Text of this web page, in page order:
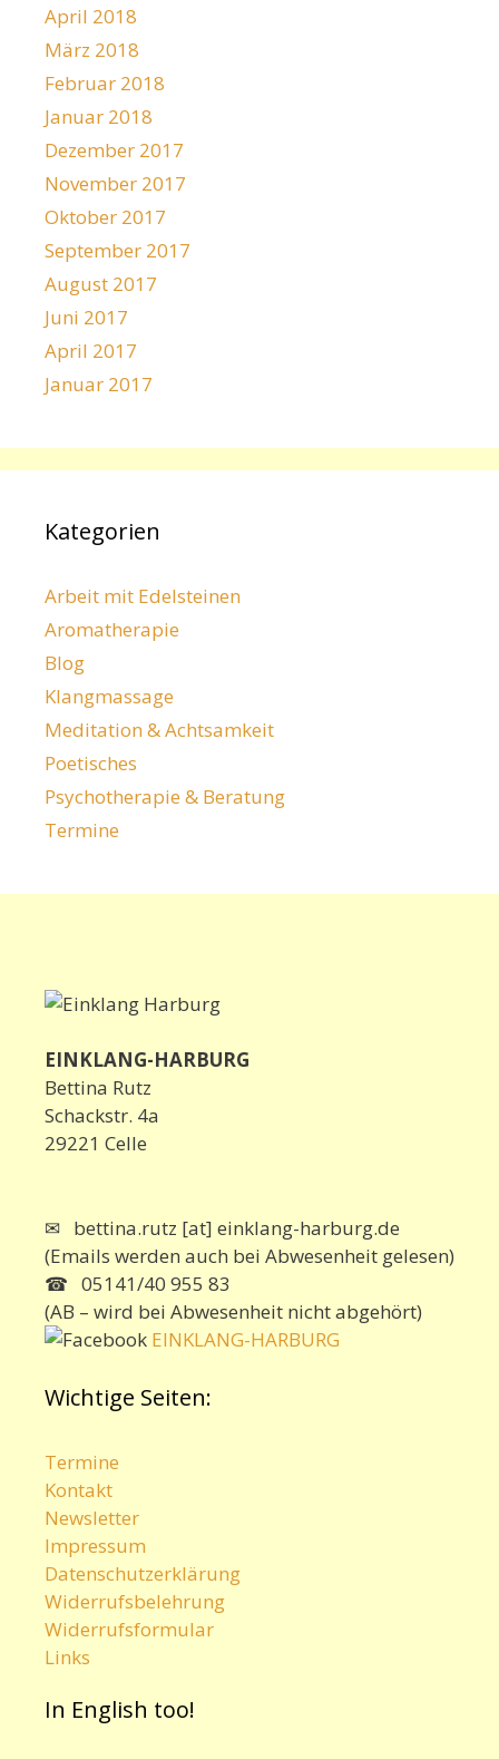
April 2018
März 2018
Februar 2018
Januar 2018
Dezember 2017
November 2017
Oktober 2017
September 2017
August 2017
Juni 2017
April 2017
Januar 2017
Kategorien
Arbeit mit Edelsteinen
Aromatherapie
Blog
Klangmassage
Meditation & Achtsamkeit
Poetisches
Psychotherapie & Beratung
Termine
EINKLANG-HARBURG
Bettina Rutz
Schackstr. 4a
29221 Celle
✉ bettina.rutz [at] einklang-harburg.de
(Emails werden auch bei Abwesenheit gelesen)
☎ 05141/40 955 83
(AB – wird bei Abwesenheit nicht abgehört)
EINKLANG-HARBURG
Wichtige Seiten:
Termine
Kontakt
Newsletter
Impressum
Datenschutzerklärung
Widerrufsbelehrung
Widerrufsformular
Links
In English too!